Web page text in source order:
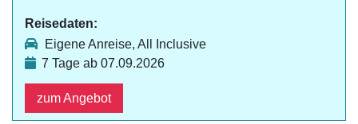
Reisedaten:
Eigene Anreise, All Inclusive
7 Tage ab 07.09.2026
zum Angebot